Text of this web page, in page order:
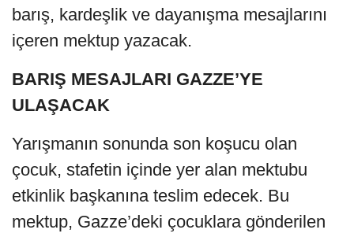
barış, kardeşlik ve dayanışma mesajlarını
içeren mektup yazacak.
BARIŞ MESAJLARI GAZZE’YE
ULAŞACAK
Yarışmanın sonunda son koşucu olan
çocuk, stafetin içinde yer alan mektubu
etkinlik başkanına teslim edecek. Bu
mektup, Gazze’deki çocuklara gönderilen